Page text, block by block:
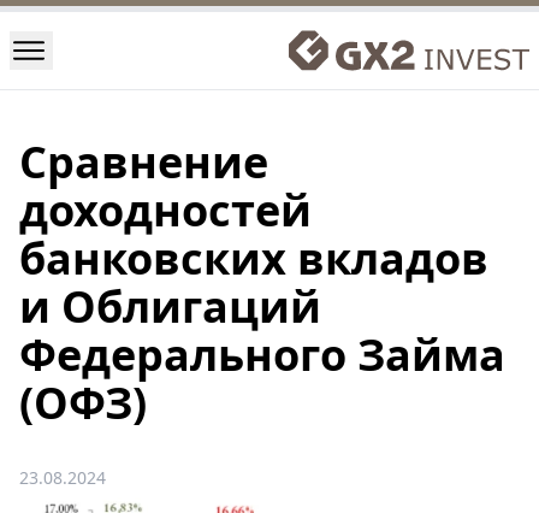
Сравнение
доходностей
банковских вкладов
и Облигаций
Федерального Займа
(ОФЗ)
23.08.2024